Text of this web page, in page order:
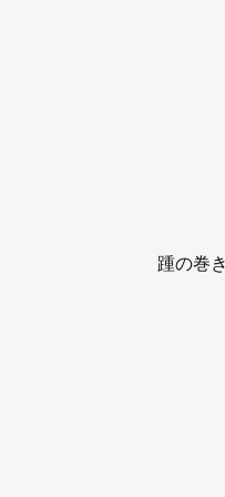
踵の巻